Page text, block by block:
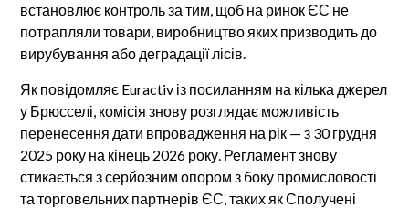
встановлює контроль за тим, щоб на ринок ЄС не
потрапляли товари, виробництво яких призводить до
вирубування або деградації лісів.
Як повідомляє Euractiv із посиланням на кілька джерел
у Брюсселі, комісія знову розглядає можливість
перенесення дати впровадження на рік — з 30 грудня
2025 року на кінець 2026 року. Регламент знову
стикається з серйозним опором з боку промисловості
та торговельних партнерів ЄС, таких як Сполучені